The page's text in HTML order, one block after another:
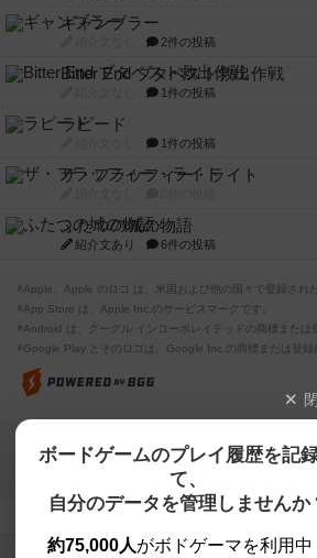
ギャンブラー
2件の投稿
Bitter End ブタペスト救出作戦
1件の投稿
ラピード
1件の投稿
ザ・フラッフィー・ライト
ふたつの城の物語
紹介文あり 6件の投稿
※Apple、Apple のロゴ は、米国および他の国々で登録され
※App Store は、Apple Inc.のサービスマークです。
※Android は、グーグル インコーポレイテッドの商標または
※Google Play とそのロゴは、Google Inc.の商標または登録
ボードゲームのプレイ履歴を記
て、
自分のデータを管理しませんか
約75,000人がボドゲーマを利用中
Copyright (c)
【ボドゲーマ】ボードゲームの総合情